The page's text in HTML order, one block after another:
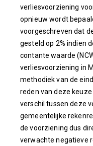
verliesvoorziening
opnieuw wordt
voorgeschreven dat
gesteld op 2% indien
contante waarde
verliesvoorziening in
methodiek van de
reden van deze
verschil tussen deze
gemeentelijke
de voorziening dus
verwachte negatieve